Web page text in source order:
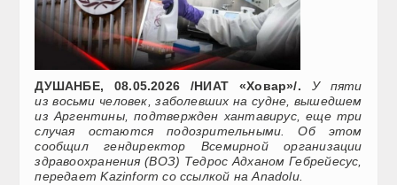
ДУШАНБЕ, 08.05.2026 /НИАТ «Ховар»/.
У пяти
из восьми человек, заболевших на судне, вышедшем
из Аргентины, подтвержден хантавирус, еще три
случая остаются подозрительными. Об этом
сообщил гендиректор Всемирной организации
здравоохранения (ВОЗ) Тедрос Адханом Гебрейесус,
передает Kazinform со ссылкой на Anadolu.